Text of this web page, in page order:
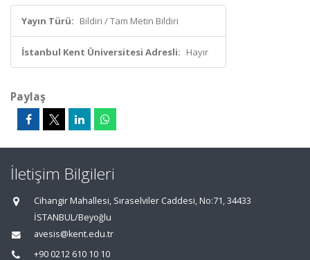
Yayın Türü: Bildiri / Tam Metin Bildiri
İstanbul Kent Üniversitesi Adresli: Hayır
Paylaş
İletişim Bilgileri
Cihangir Mahallesi, Sıraselviler Caddesi, No:71, 34433
İSTANBUL/Beyoğlu
avesis@kent.edu.tr
+90 0212 610 10 10